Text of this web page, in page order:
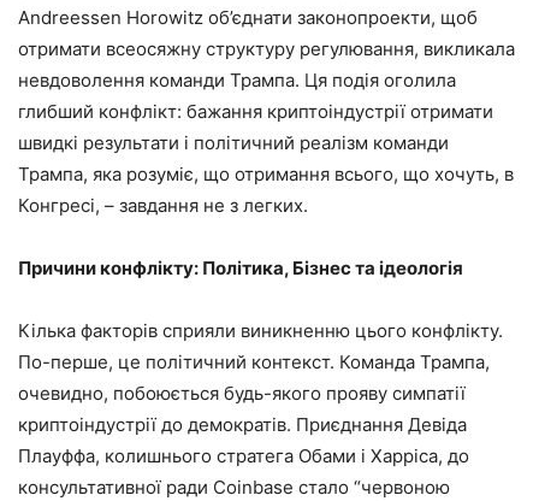
Andreessen Horowitz об’єднати законопроекти, щоб
отримати всеосяжну структуру регулювання, викликала
невдоволення команди Трампа. Ця подія оголила
глибший конфлікт: бажання криптоіндустрії отримати
швидкі результати і політичний реалізм команди
Трампа, яка розуміє, що отримання всього, що хочуть, в
Конгресі, – завдання не з легких.
Причини конфлікту: Політика, Бізнес та ідеологія
Кілька факторів сприяли виникненню цього конфлікту.
По-перше, це політичний контекст. Команда Трампа,
очевидно, побоюється будь-якого прояву симпатії
криптоіндустрії до демократів. Приєднання Девіда
Плауффа, колишнього стратега Обами і Харріса, до
консультативної ради Coinbase стало “червоною